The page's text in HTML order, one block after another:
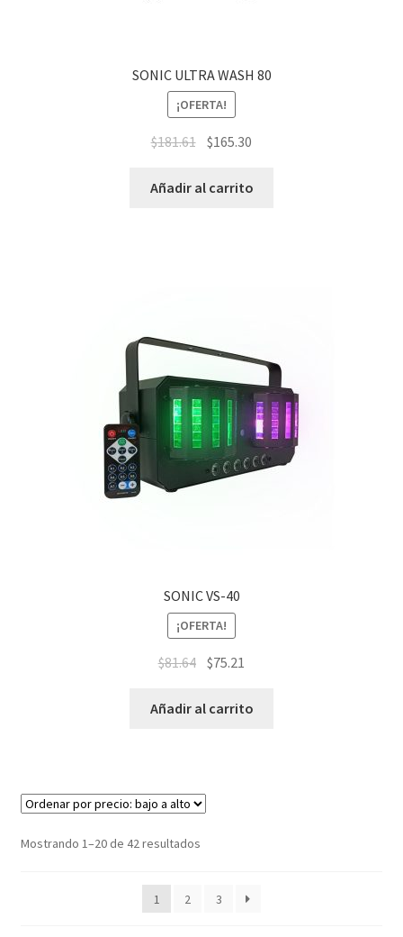
SONIC ULTRA WASH 80
¡OFERTA!
$181.61 $165.30
Añadir al carrito
SONIC VS-40
¡OFERTA!
$81.64 $75.21
Añadir al carrito
Mostrando 1–20 de 42 resultados
1 2 3